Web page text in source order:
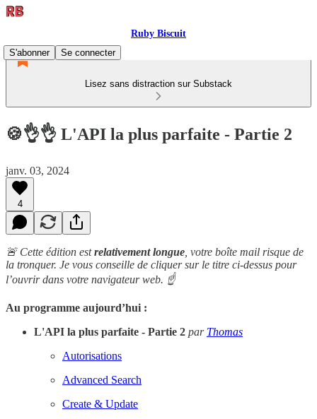
Ruby Biscuit
S'abonner
Se connecter
Lisez sans distraction sur Substack
🍪👌👌 L'API la plus parfaite - Partie 2
janv. 03, 2024
4
🚨 Cette édition estrelativement longue , votre boîte mail risque de
la tronquer. Je vous conseille de cliquer sur le titre ci-dessus pour
l’ouvrir dans votre navigateur web. ☝️
Au programme aujourd’hui :
L'API la plus parfaite - Partie 2 par Thomas
Autorisations
Advanced Search
Create & Update